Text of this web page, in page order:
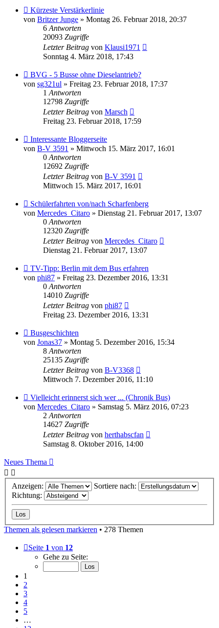
Kürzeste Verstärkerlinie
von Britzer Junge » Montag 26. Februar 2018, 20:37
6Antworten
20093 Zugriffe
Letzter Beitrag von Klausi1971
Sonntag 4. März 2018, 17:43
BVG - 5 Busse ohne Dieselantrieb?
von sg321ul » Freitag 23. Februar 2018, 17:37
1Antworten
12798 Zugriffe
Letzter Beitrag von Marsch
Freitag 23. Februar 2018, 17:59
Interessante Bloggerseite
von B-V 3591 » Mittwoch 15. März 2017, 16:01
0Antworten
12692 Zugriffe
Letzter Beitrag von B-V 3591
Mittwoch 15. März 2017, 16:01
Schülerfahrten von/nach Scharfenberg
von Mercedes_Citaro » Dienstag 21. Februar 2017, 13:07
0Antworten
12320 Zugriffe
Letzter Beitrag von Mercedes_Citaro
Dienstag 21. Februar 2017, 13:07
TV-Tipp: Berlin mit dem Bus erfahren
von phi87 » Freitag 23. Dezember 2016, 13:31
0Antworten
14010 Zugriffe
Letzter Beitrag von phi87
Freitag 23. Dezember 2016, 13:31
Busgeschichten
von Jonas37 » Montag 5. Dezember 2016, 15:34
8Antworten
25135 Zugriffe
Letzter Beitrag von B-V3368
Mittwoch 7. Dezember 2016, 11:10
Vielleicht erinnerst sich wer ... (Chronik Bus)
von Mercedes_Citaro » Samstag 5. März 2016, 07:23
2Antworten
14627 Zugriffe
Letzter Beitrag von herthabscfan
Samstag 8. Oktober 2016, 14:00
Neues Thema
Anzeigen:
Sortiere nach:
Richtung:
Themen als gelesen markieren • 278 Themen
Seite 1 von 12
Gehe zu Seite:
1
2
3
4
5
…